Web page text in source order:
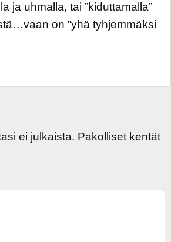
ja uhmalla, tai ”kiduttamalla”
on ”yhä tyhjemmäksi
ei julkaista. Pakolliset kentät